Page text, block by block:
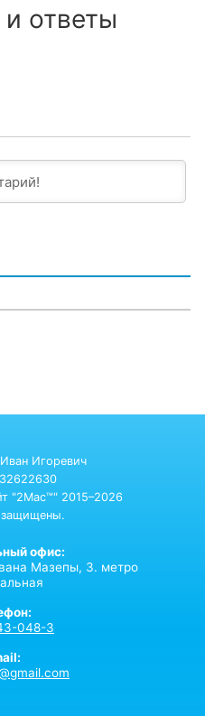
ответы
Игоревич
"2Mac™" 2015–2026
защищены.
офис:
Мазепы, 3. метро
048-3